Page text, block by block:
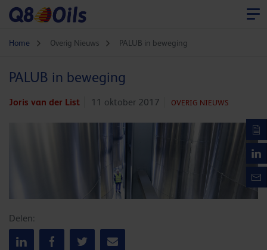
Home Overig Nieuws PALUB in beweging
PALUB in beweging
Joris van der List 11 oktober 2017 OVERIG NIEUWS
Delen: